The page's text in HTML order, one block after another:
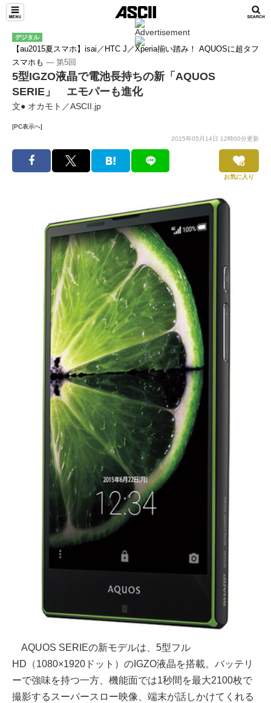
デジタル
【au2015夏スマホ】isai／HTC J／Xperia揃い踏み！ AQUOSに超タフ
スマホも ― 第5回
5型IGZO液晶で電池長持ちの新「AQUOS
SERIE」 エモパーも進化
文● オカモト／ASCII.jp
[PC表示へ]
2015年05月14日 12時00分更新
お気に入り
AQUOS SERIEの新モデルは、5型フル
HD（1080×1920ドット）のIGZO液晶を搭載。バッテリ
ーで強味を持つ一方、機能面では1秒間を最大2100枚で
撮影するスーパースロー映像、端末が話しかけてくれる